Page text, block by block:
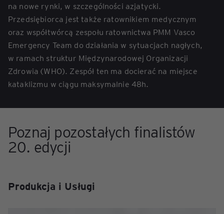
na nowe rynki, w szczególności azjatycki.
Przedsiębiorca jest także ratownikiem medycznym
oraz współtwórcą zespołu ratownictwa PMM Vasco
Emergency Team do działania w sytuacjach nagłych,
w ramach struktur Międzynarodowej Organizacji
Zdrowia (WHO). Zespół ten ma docierać na miejsce
kataklizmu w ciągu maksymalnie 48h.
Poznaj pozostałych finalistów
20. edycji
Produkcja i Usługi